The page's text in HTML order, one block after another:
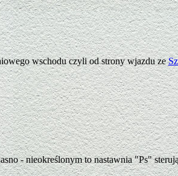
wschodu czyli od strony wjazdu ze
- nieokreślonym to nastawnia "Ps"